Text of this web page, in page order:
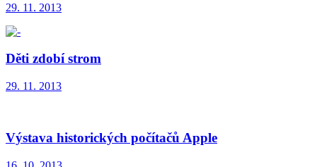
29. 11. 2013
Děti zdobí strom
29. 11. 2013
Výstava historických počítačů Apple